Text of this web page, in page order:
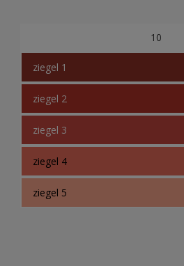
10
ziegel 1
ziegel 2
ziegel 3
ziegel 4
ziegel 5